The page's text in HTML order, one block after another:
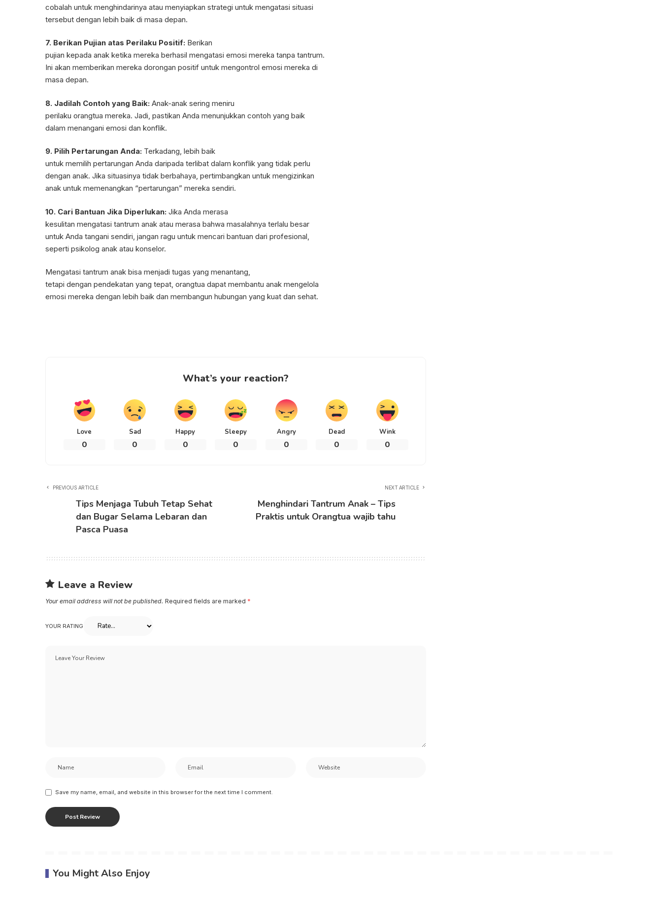
cobalah untuk menghindarinya atau menyiapkan strategi untuk mengatasi situasi
tersebut dengan lebih baik di masa depan.
7. Berikan Pujian atas Perilaku Positif: Berikan
pujian kepada anak ketika mereka berhasil mengatasi emosi mereka tanpa tantrum.
Ini akan memberikan mereka dorongan positif untuk mengontrol emosi mereka di
masa depan.
8. Jadilah Contoh yang Baik: Anak-anak sering meniru
perilaku orangtua mereka. Jadi, pastikan Anda menunjukkan contoh yang baik
dalam menangani emosi dan konflik.
9. Pilih Pertarungan Anda: Terkadang, lebih baik
untuk memilih pertarungan Anda daripada terlibat dalam konflik yang tidak perlu
dengan anak. Jika situasinya tidak berbahaya, pertimbangkan untuk mengizinkan
anak untuk memenangkan “pertarungan” mereka sendiri.
10. Cari Bantuan Jika Diperlukan: Jika Anda merasa
kesulitan mengatasi tantrum anak atau merasa bahwa masalahnya terlalu besar
untuk Anda tangani sendiri, jangan ragu untuk mencari bantuan dari profesional,
seperti psikolog anak atau konselor.
Mengatasi tantrum anak bisa menjadi tugas yang menantang,
tetapi dengan pendekatan yang tepat, orangtua dapat membantu anak mengelola
emosi mereka dengan lebih baik dan membangun hubungan yang kuat dan sehat.
What’s your reaction?
Love
0
Sad
0
Happy
0
Sleepy
0
Angry
0
Dead
0
Wink
0
PREVIOUS ARTICLE
Tips Menjaga Tubuh Tetap Sehat
dan Bugar Selama Lebaran dan
Pasca Puasa
NEXT ARTICLE
Menghindari Tantrum Anak – Tips
Praktis untuk Orangtua wajib tahu
Leave a Review
Your email address will not be published. Required fields are marked *
YOUR RATING
Save my name, email, and website in this browser for the next time I comment.
You Might Also Enjoy